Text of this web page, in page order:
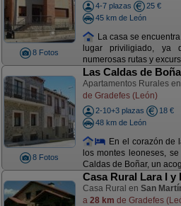
8 Fotos
4-7 plazas
25 €
45 km de León
La casa se
lugar priviligiado,
numerosas rutas y
8 Fotos
Las Caldas de
Apartamentos Rurales en
de Gradefes (León)
2-10+3 plazas
18 €
48 km de León
En el corazón de
los montes leoneses,
Caldas de Boñar, un
Casa Rural Lara I y
Casa Rural en San
a 28 km de Gradefes